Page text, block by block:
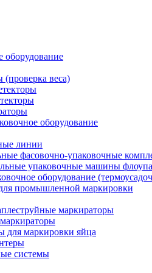
оборудование
(проверка веса)
оборудование
линии
фасовочно-упаковочные
упаковочные машины
оборудование
промышленной маркировки
маркираторы
для маркировки яйца
системы